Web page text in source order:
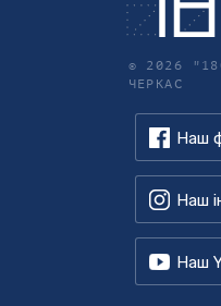
© 2026
ЧЕРКАС
Наш
Наш
Наш